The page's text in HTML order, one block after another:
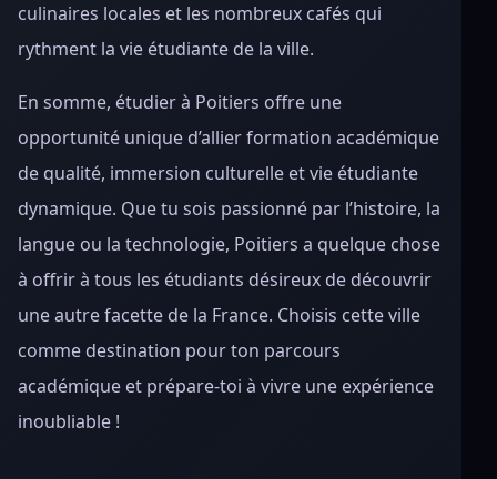
culinaires locales et les nombreux cafés qui
rythment la vie étudiante de la ville.
En somme, étudier à Poitiers offre une
opportunité unique d’allier formation académique
de qualité, immersion culturelle et vie étudiante
dynamique. Que tu sois passionné par l’histoire, la
langue ou la technologie, Poitiers a quelque chose
à offrir à tous les étudiants désireux de découvrir
une autre facette de la France. Choisis cette ville
comme destination pour ton parcours
académique et prépare-toi à vivre une expérience
inoubliable !